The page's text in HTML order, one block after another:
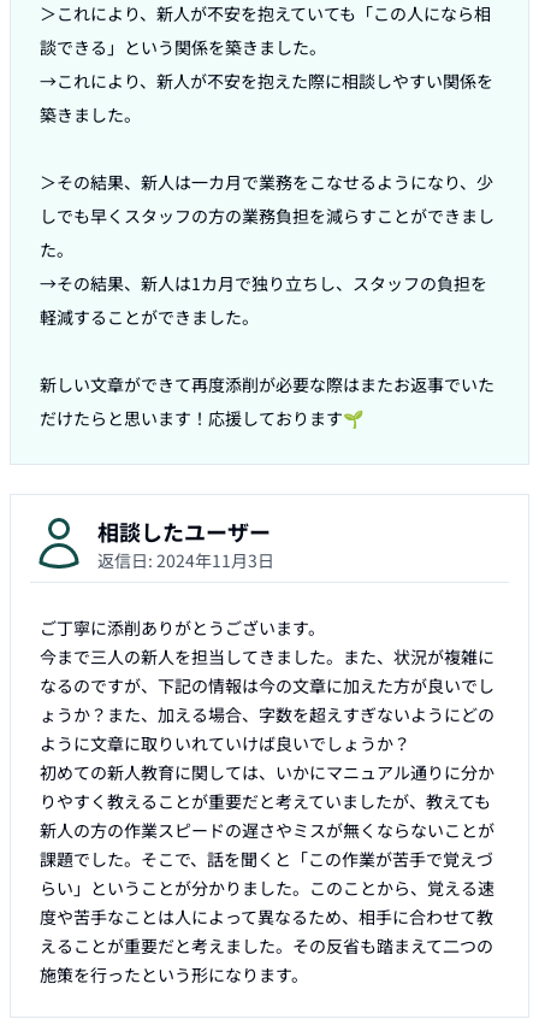
＞これにより、新人が不安を抱えていても「この人になら相
談できる」という関係を築きました。
→これにより、新人が不安を抱えた際に相談しやすい関係を
築きました。
＞その結果、新人は一カ月で業務をこなせるようになり、少
しでも早くスタッフの方の業務負担を減らすことができまし
た。
→その結果、新人は1カ月で独り立ちし、スタッフの負担を
軽減することができました。
新しい文章ができて再度添削が必要な際はまたお返事でいた
だけたらと思います！応援しております🌱
相談したユーザー
返信日: 2024年11月3日
ご丁寧に添削ありがとうございます。
今まで三人の新人を担当してきました。また、状況が複雑に
なるのですが、下記の情報は今の文章に加えた方が良いでし
ょうか？また、加える場合、字数を超えすぎないようにどの
ように文章に取りいれていけば良いでしょうか？
初めての新人教育に関しては、いかにマニュアル通りに分か
りやすく教えることが重要だと考えていましたが、教えても
新人の方の作業スピードの遅さやミスが無くならないことが
課題でした。そこで、話を聞くと「この作業が苦手で覚えづ
らい」ということが分かりました。このことから、覚える速
度や苦手なことは人によって異なるため、相手に合わせて教
えることが重要だと考えました。その反省も踏まえて二つの
施策を行ったという形になります。